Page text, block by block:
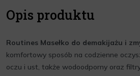
Opis produktu
Routines Masełko do demakijażu i
komfortowy sposób na codzienne
oczu i ust, także wodoodporny oraz